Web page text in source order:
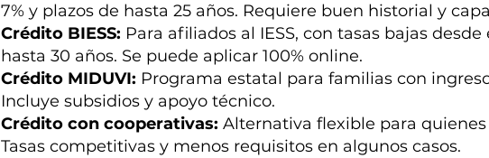
7% y plazos de hasta 25 años. Requiere buen historial y
Crédito BIESS: Para afiliados al IESS, con tasas bajas desde
hasta 30 años. Se puede aplicar 100% online.
Crédito MIDUVI: Programa estatal para familias con
Incluye subsidios y apoyo técnico.
Crédito con cooperativas: Alternativa flexible para
Tasas competitivas y menos requisitos en algunos casos.